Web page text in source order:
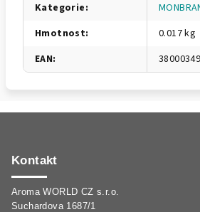
Kategorie:
Hmotnost:
0.017 kg
EAN:
Kontakt
Aroma WORLD CZ s.r.o.
Suchardova 1687/1